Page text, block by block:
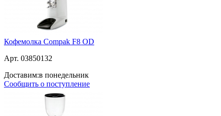
Кофемолка Compak F8 OD
Арт. 03850132
Доставим:в понедельник
Сообщить о поступление